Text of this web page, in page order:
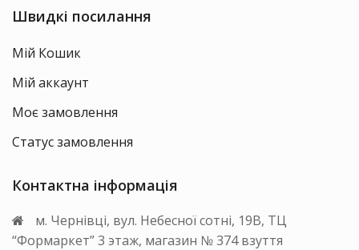
Швидкі посилання
Мій Кошик
Мій аккаунт
Моє замовлення
Статус замовлення
Контактна інформація
м. Чернівці, вул. Небесної сотні, 19В, ТЦ
“Формаркет” 3 этаж, магазин № 374 взуття